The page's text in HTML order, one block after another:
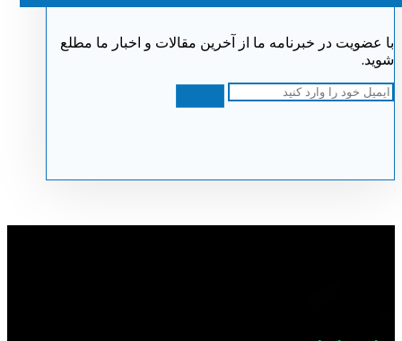
با عضویت در خبرنامه ما از آخرین مقالات و اخبار ما مطلع
شوید.